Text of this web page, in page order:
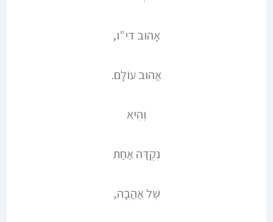
אָהוּב די"ו,
אֲהוּב עוֹלָם.
וְהִיא
נְקֻדָּה אַחַת
שֶׁל אַהֲבָה,